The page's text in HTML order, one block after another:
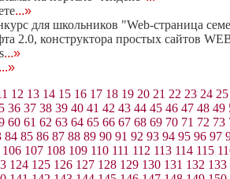
...»
для школьников "Web-страница
2.0, конструктора простых сайтов
...»
...»
12 13 14 15 16 17 18 19 20 21 22 23 24 25
36 37 38 39 40 41 42 43 44 45 46 47 48 49
60 61 62 63 64 65 66 67 68 69 70 71 72 73
84 85 86 87 88 89 90 91 92 93 94 95 96 97
106 107 108 109 110 111 112 113 114 115
124 125 126 127 128 129 130 131 132 133